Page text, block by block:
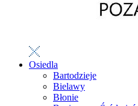
Osiedla
Bartodzieje
Bielawy
Błonie